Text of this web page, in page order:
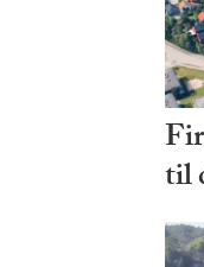
til